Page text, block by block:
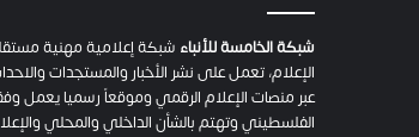
شبكة الخامسة للأنباء شبكة إعلامية مهنية
الإعلام، تعمل على نشر الأخبار والمستجدات
عبر منصات الإعلام الرقمي وموقعاً رسميا يعمل
الفلسطيني وتهتم بالشأن الداخلي والمحلي